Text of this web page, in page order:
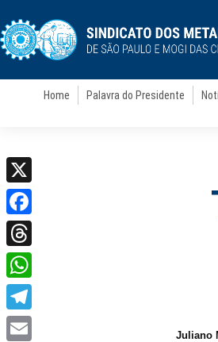
Home Palavra do Presidente
Juliano
X
Facebook
Threads
WhatsApp
Telegram